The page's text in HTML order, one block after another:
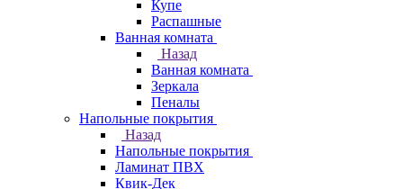
Купе
Распашные
Ванная комната
Назад
Ванная комната
Зеркала
Пеналы
Напольные покрытия
Назад
Напольные покрытия
Ламинат ПВХ
Квик-Дек